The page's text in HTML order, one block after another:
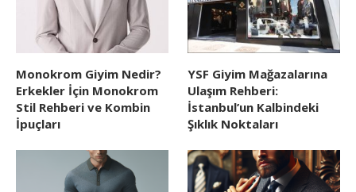
Monokrom Giyim Nedir?
Erkekler İçin Monokrom
Stil Rehberi ve Kombin
İpuçları
YSF Giyim Mağazalarına
Ulaşım Rehberi:
İstanbul’un Kalbindeki
Şıklık Noktaları